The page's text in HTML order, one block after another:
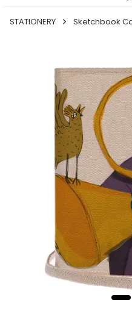
STATIONERY Sketchbook